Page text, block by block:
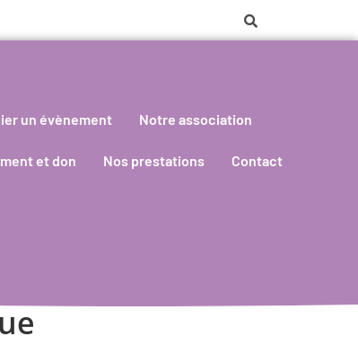
un évènement Notre association
et don Nos prestations Contact